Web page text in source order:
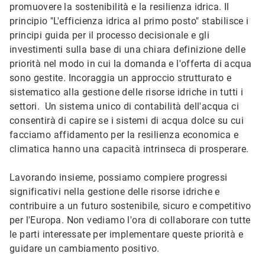
promuovere la sostenibilità e la resilienza idrica. Il
principio "L'efficienza idrica al primo posto" stabilisce i
principi guida per il processo decisionale e gli
investimenti sulla base di una chiara definizione delle
priorità nel modo in cui la domanda e l'offerta di acqua
sono gestite. Incoraggia un approccio strutturato e
sistematico alla gestione delle risorse idriche in tutti i
settori. Un sistema unico di contabilità dell'acqua ci
consentirà di capire se i sistemi di acqua dolce su cui
facciamo affidamento per la resilienza economica e
climatica hanno una capacità intrinseca di prosperare.
Lavorando insieme, possiamo compiere progressi
significativi nella gestione delle risorse idriche e
contribuire a un futuro sostenibile, sicuro e competitivo
per l'Europa. Non vediamo l'ora di collaborare con tutte
le parti interessate per implementare queste priorità e
guidare un cambiamento positivo.